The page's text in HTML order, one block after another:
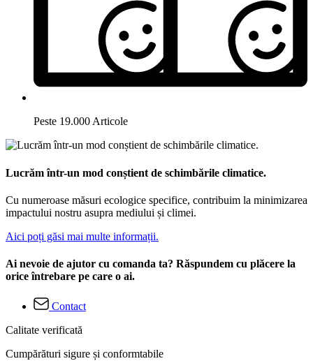
Peste 19.000 Articole
Lucrăm într-un mod conștient de schimbările climatice.
Cu numeroase măsuri ecologice specifice, contribuim la minimizarea
impactului nostru asupra mediului și climei.
Aici poți găsi mai multe informații.
Ai nevoie de ajutor cu comanda ta? Răspundem cu plăcere la
orice întrebare pe care o ai.
Contact
Calitate verificată
Cumpărături sigure și conformtabile